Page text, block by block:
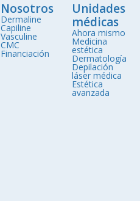
Nosotros
Dermaline
Capiline
Vasculine
CMC
Financiación
Unidades
médicas
Ahora mismo
Medicina
estética
Dermatología
Depilación
láser médica
Estética
avanzada